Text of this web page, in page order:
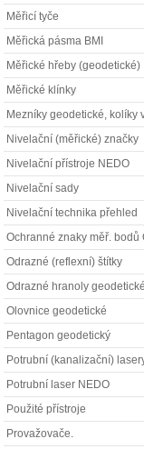
Měřicí tyče
Měřická pásma BMI
Měřické hřeby (geodetické)
Měřické klínky
Mezníky geodetické, kolíky
Nivelační (měřické) značky
Nivelační přístroje NEDO
Nivelační sady
Nivelační technika přehled
Ochranné znaky měř.
Odrazné (reflexní) štítky
Odrazné hranoly geodetické
Olovnice geodetické
Pentagon geodetický
Potrubní (kanalizační)
Potrubní laser NEDO
Použité přístroje
Provažovače.